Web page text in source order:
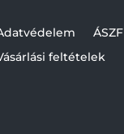
ÁSZF
feltételek